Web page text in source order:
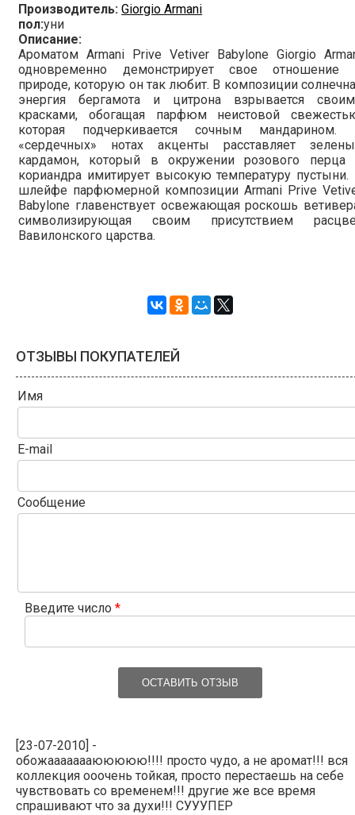
Производитель: Giorgio Armani
пол:уни
Описание:
Ароматом Armani Prive Vetiver Babylone Giorgio
одновременно демонстрирует свое отношение
природе, которую он так любит. В композиции
энергия бергамота и цитрона взрывается
красками, обогащая парфюм неистовой
которая подчеркивается сочным мандарином.
«сердечных» нотах акценты расставляет
кардамон, который в окружении розового перца
кориандра имитирует высокую температуру пустыни.
шлейфе парфюмерной композиции Armani Prive
Babylone главенствует освежающая роскошь
символизирующая своим присутствием
Вавилонского царства.
ОТЗЫВЫ ПОКУПАТЕЛЕЙ
Имя
E-mail
Сообщение
ОСТАВИТЬ ОТЗЫВ
[23-07-2010] -
обожаааааааююююю!!!! просто чудо, а не аромат!!! вся
коллекция ооочень тойкая, просто перестаешь на себе
чувствовать со временем!!! другие же все время
спрашивают что за духи!!! СУУУПЕР